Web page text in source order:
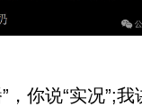
，你说“实况”;我